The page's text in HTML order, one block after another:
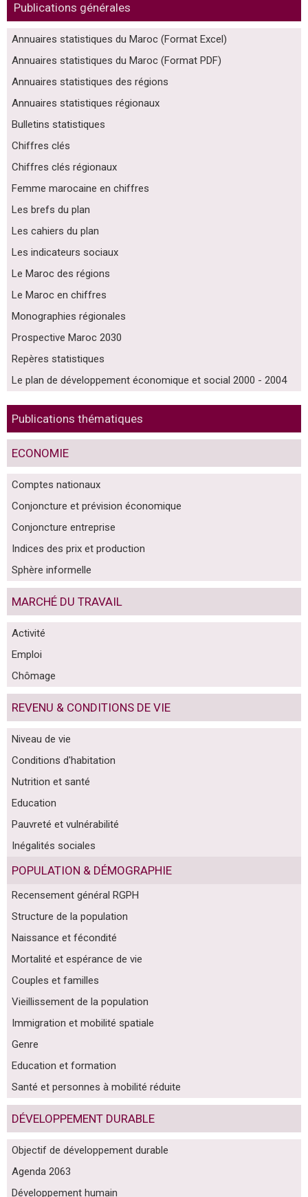
Publications générales
Annuaires statistiques du Maroc (Format Excel)
Annuaires statistiques du Maroc (Format PDF)
Annuaires statistiques des régions
Annuaires statistiques régionaux
Bulletins statistiques
Chiffres clés
Chiffres clés régionaux
Femme marocaine en chiffres
Les brefs du plan
Les cahiers du plan
Les indicateurs sociaux
Le Maroc des régions
Le Maroc en chiffres
Monographies régionales
Prospective Maroc 2030
Repères statistiques
Le plan de développement économique et social 2000 - 2004
Publications thématiques
ECONOMIE
Comptes nationaux
Conjoncture et prévision économique
Conjoncture entreprise
Indices des prix et production
Sphère informelle
MARCHÉ DU TRAVAIL
Activité
Emploi
Chômage
REVENU & CONDITIONS DE VIE
Niveau de vie
Conditions d'habitation
Nutrition et santé
Education
Pauvreté et vulnérabilité
Inégalités sociales
POPULATION & DÉMOGRAPHIE
Recensement général RGPH
Structure de la population
Naissance et fécondité
Mortalité et espérance de vie
Couples et familles
Vieillissement de la population
Immigration et mobilité spatiale
Genre
Education et formation
Santé et personnes à mobilité réduite
DÉVELOPPEMENT DURABLE
Objectif de développement durable
Agenda 2063
Développement humain